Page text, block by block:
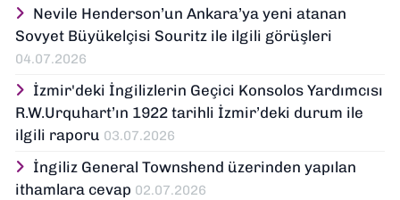
Nevile Henderson’un Ankara’ya yeni atanan
Sovyet Büyükelçisi Souritz ile ilgili görüşleri
04.07.2026
İzmir'deki İngilizlerin Geçici Konsolos Yardımcısı
R.W.Urquhart’ın 1922 tarihli İzmir’deki durum ile
ilgili raporu 03.07.2026
İngiliz General Townshend üzerinden yapılan
ithamlara cevap 02.07.2026